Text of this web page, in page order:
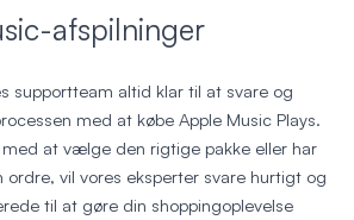
afspilninger
supportteam altid klar til at svare og
med at købe Apple Music Plays.
at vælge den rigtige pakke eller har
ordre, vil vores eksperter svare hurtigt og
til at gøre din shoppingoplevelse